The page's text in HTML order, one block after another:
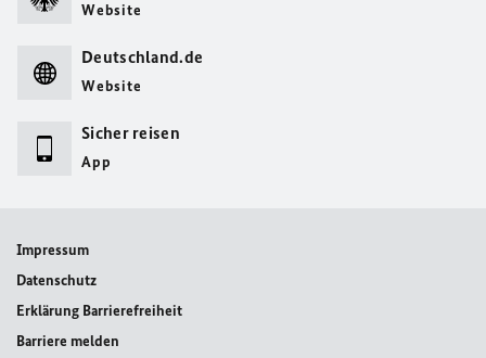
Website
Deutschland.de
Website
Sicher reisen
App
Impressum
Datenschutz
Erklärung Barrierefreiheit
Barriere melden